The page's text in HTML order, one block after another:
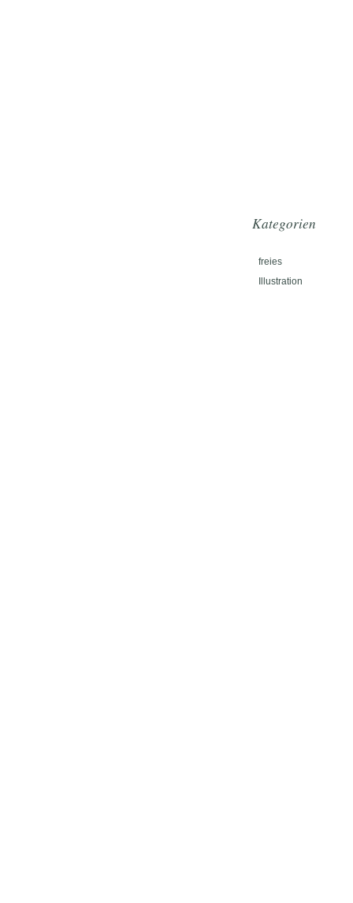
Kategorien
freies
Illustration